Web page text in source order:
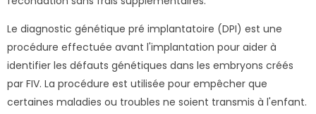
Le diagnostic génétique pré implantatoire (DPI) est une
procédure effectuée avant l'implantation pour aider à
identifier les défauts génétiques dans les embryons créés
par FIV. La procédure est utilisée pour empêcher que
certaines maladies ou troubles ne soient transmis à l'enfant.